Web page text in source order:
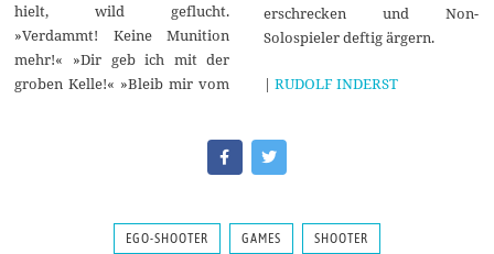
hielt, wild geflucht.
»Verdammt! Keine Munition
mehr!« »Dir geb ich mit der
groben Kelle!« »Bleib mir vom
erschrecken und Non-
Solospieler deftig ärgern.
| RUDOLF INDERST
EGO-SHOOTER GAMES SHOOTER